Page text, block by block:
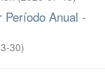
Período Anual -
30)